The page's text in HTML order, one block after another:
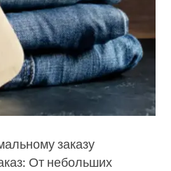
заказу
От небольших